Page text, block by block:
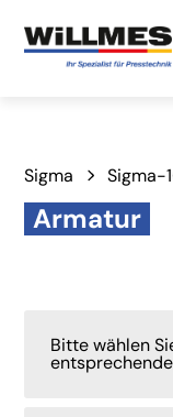
Sigma Sigma-
Armatur
Bitte wählen